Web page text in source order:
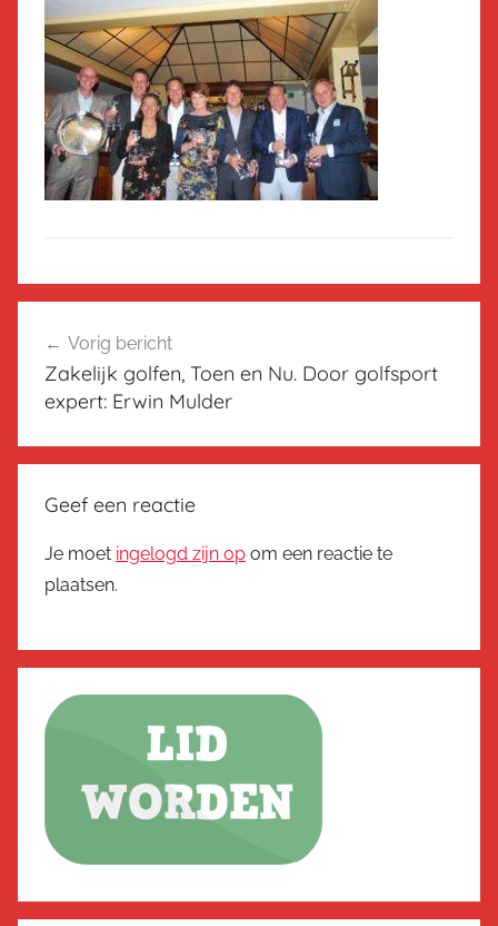
navigatie
Vorig bericht
Zakelijk golfen, Toen en Nu. Door golfsport
expert: Erwin Mulder
Geef een reactie
Je moet ingelogd zijn op om een reactie te
plaatsen.